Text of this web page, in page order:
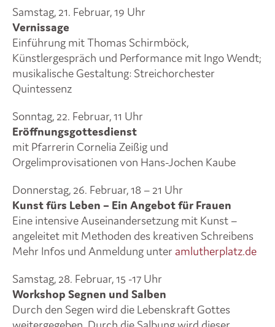
Samstag, 21. Februar, 19 Uhr
Vernissage
Einführung mit Thomas Schirmböck,
Künstlergespräch und Performance mit Ingo Wendt;
musikalische Gestaltung: Streichorchester
Quintessenz
Sonntag, 22. Februar, 11 Uhr
Eröffnungsgottesdienst
mit Pfarrerin Cornelia Zeißig und
Orgelimprovisationen von Hans-Jochen Kaube
Donnerstag, 26. Februar, 18 – 21 Uhr
Kunst fürs Leben – Ein Angebot für Frauen
Eine intensive Auseinandersetzung mit Kunst –
angeleitet mit Methoden des kreativen Schreibens
Mehr Infos und Anmeldung unteramlutherplatz.de
Samstag, 28. Februar, 15 -17 Uhr
Workshop Segnen und Salben
Durch den Segen wird die Lebenskraft Gottes